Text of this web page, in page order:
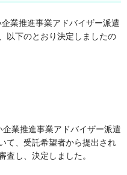
業推進事業アドバイザー派遣
以下のとおり決定しましたの
業推進事業アドバイザー派遣
て、受託希望者から提出され
査し、決定しました。